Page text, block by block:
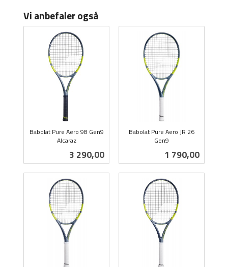
Vi anbefaler også
Babolat Pure Aero 98 Gen9
Alcaraz
Pris
3 290,00
Babolat Pure Aero JR 26
Gen9
Pris
1 790,00